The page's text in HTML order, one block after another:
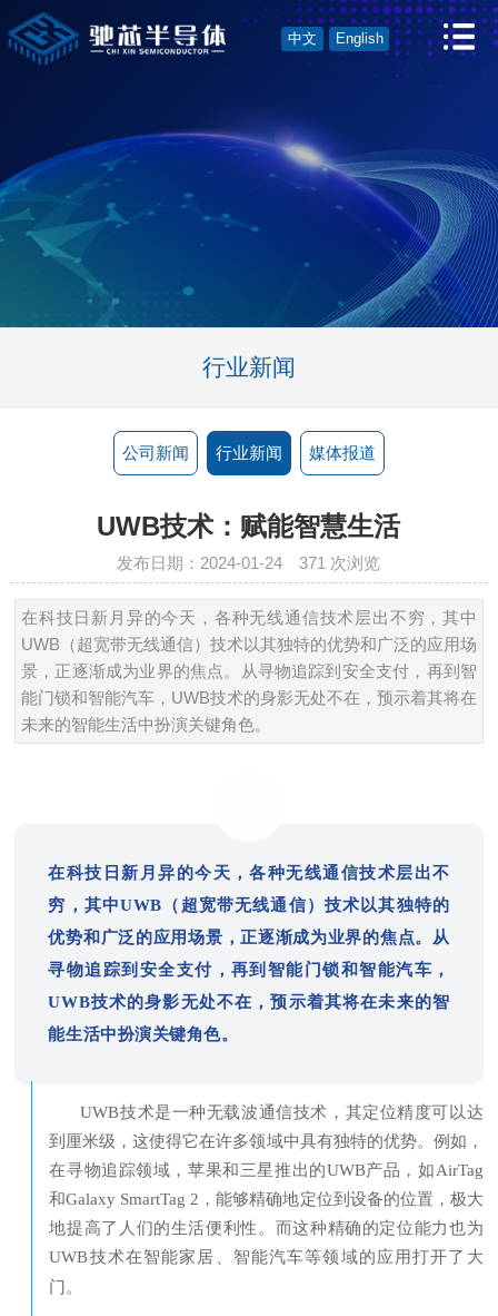
中文 English
行业新闻
公司新闻 行业新闻 媒体报道
UWB技术：赋能智慧生活
发布日期：2024-01-24371 次浏览
在科技日新月异的今天，各种无线通信技术层出不穷，其中
UWB（超宽带无线通信）技术以其独特的优势和广泛的应用场
景，正逐渐成为业界的焦点。从寻物追踪到安全支付，再到智
能门锁和智能汽车，UWB技术的身影无处不在，预示着其将在
未来的智能生活中扮演关键角色。
在科技日新月异的今天，各种无线通信技术层出不
穷，其中UWB（超宽带无线通信）技术以其独特的
优势和广泛的应用场景，正逐渐成为业界的焦点。从
寻物追踪到安全支付，再到智能门锁和智能汽车，
UWB技术的身影无处不在，预示着其将在未来的智
能生活中扮演关键角色。
UWB技术是一种无载波通信技术，其定位精度可以达
到厘米级，这使得它在许多领域中具有独特的优势。例如，
在寻物追踪领域，苹果和三星推出的UWB产品，如AirTag
和Galaxy SmartTag 2，能够精确地定位到设备的位置，极大
地提高了人们的生活便利性。而这种精确的定位能力也为
UWB技术在智能家居、智能汽车等领域的应用打开了大
门。